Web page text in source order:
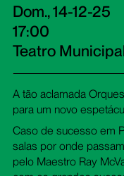
Dom., 14-12-25
17:00
Teatro
A tão aclamada
para um novo
Caso de sucesso em
salas por onde
pelo Maestro Ray